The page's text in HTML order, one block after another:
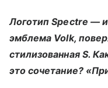
Логотип Spectre —
эмблема Volk,
стилизованная S.
это сочетание?